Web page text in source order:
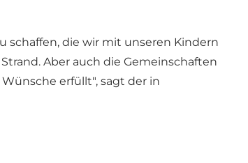
schaffen, die wir mit unseren Kindern
Aber auch die Gemeinschaften
erfüllt", sagt der in